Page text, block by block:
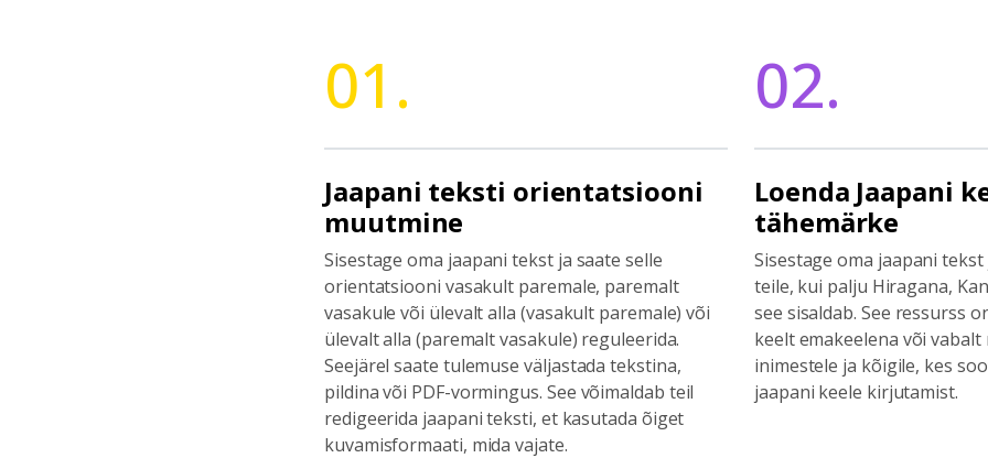
01.
Jaapani teksti orientatsiooni
muutmine
Sisestage oma jaapani tekst ja saate selle
orientatsiooni vasakult paremale, paremalt
vasakule või ülevalt alla (vasakult paremale) või
ülevalt alla (paremalt vasakule) reguleerida.
Seejärel saate tulemuse väljastada tekstina,
pildina või PDF-vormingus. See võimaldab teil
redigeerida jaapani teksti, et kasutada õiget
kuvamisformaati, mida vajate.
02.
Loenda Jaapani
tähemärke
Sisestage oma jaapani
teile, kui palju Hiragana,
see sisaldab. See ressurss
keelt emakeelena või vabalt
inimestele ja kõigile, kes
jaapani keele kirjutamist.